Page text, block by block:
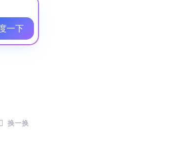
一下
 换一换